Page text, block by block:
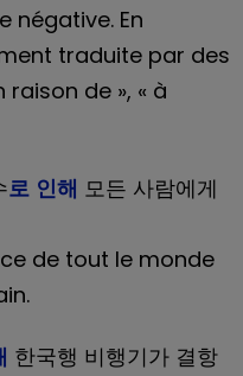
négative. En
traduite par des
de », « à
로 인해 모든 사람에게
de tout le monde
한국행 비행기가 결항